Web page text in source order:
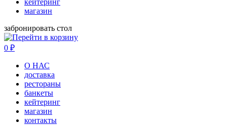
кейтеринг
магазин
забронировать стол
0 ₽
О НАС
доставка
рестораны
банкеты
кейтеринг
магазин
контакты